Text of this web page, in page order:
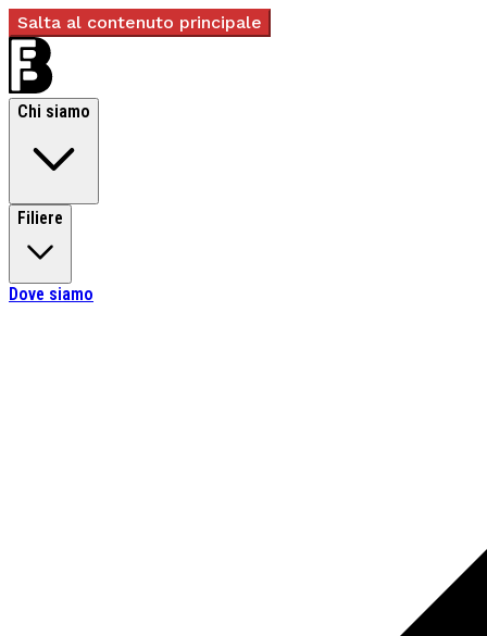
Salta al contenuto principale
Chi siamo
Filiere
Dove siamo